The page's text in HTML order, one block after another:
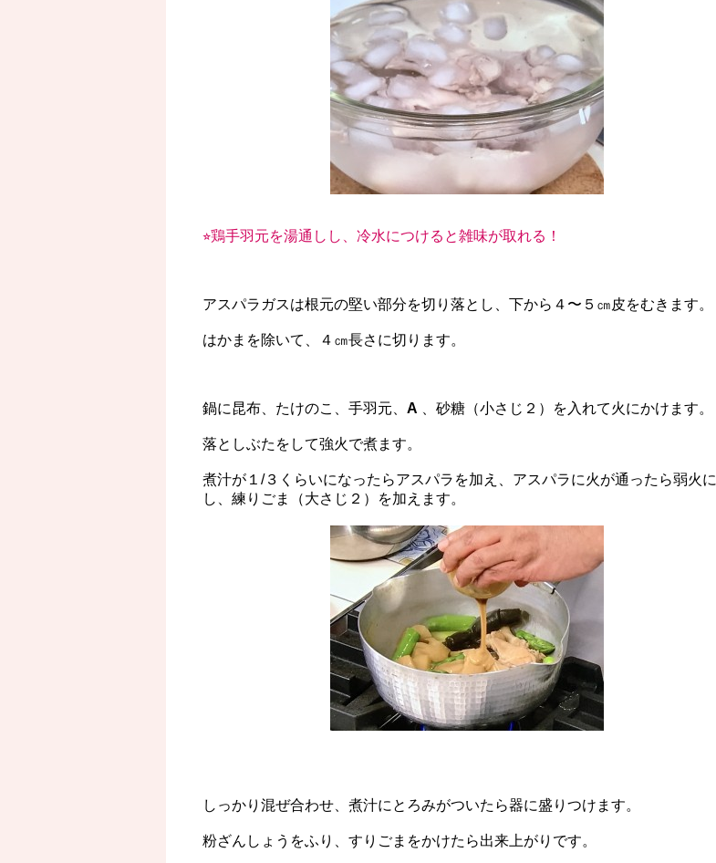
⭐︎鶏手羽元を湯通しし、冷水につけると雑味が取れる！
アスパラガスは根元の堅い部分を切り落とし、下から４〜５㎝皮をむきます。
はかまを除いて、４㎝長さに切ります。
鍋に昆布、たけのこ、手羽元、 A 、砂糖（小さじ２）を入れて火にかけます。
落としぶたをして強火で煮ます。
煮汁が１/３くらいになったらアスパラを加え、アスパラに火が通ったら弱火に
し、練りごま（大さじ２）を加えます。
しっかり混ぜ合わせ、煮汁にとろみがついたら器に盛りつけます。
粉ざんしょうをふり、すりごまをかけたら出来上がりです。